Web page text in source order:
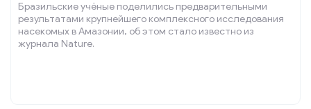
Бразильские учёные поделились предварительными
результатами крупнейшего комплексного исследования
насекомых в Амазонии, об этом стало известно из
журнала Nature.